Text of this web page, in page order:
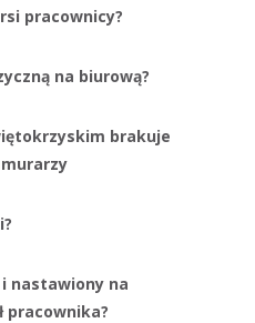
pracownicy?
na biurową?
brakuje
nastawiony na
pracownika?